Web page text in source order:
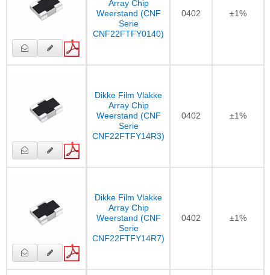
Array Chip
Weerstand (CNF
Serie
CNF22FTFY0140)
0402 ±1%
Dikke Film Vlakke
Array Chip
Weerstand (CNF
Serie
CNF22FTFY14R3)
0402 ±1%
Dikke Film Vlakke
Array Chip
Weerstand (CNF
Serie
CNF22FTFY14R7)
0402 ±1%